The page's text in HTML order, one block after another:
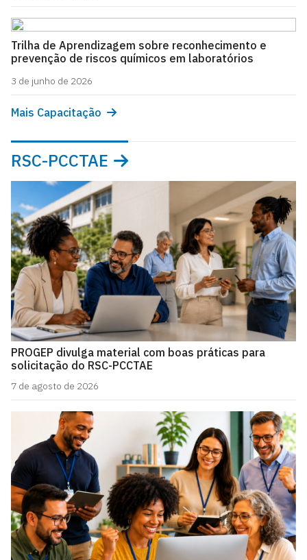
Trilha de Aprendizagem sobre reconhecimento e
prevenção de riscos químicos em laboratórios
3 de junho de 2026
Mais Capacitação
RSC-PCCTAE
PROGEP divulga material com boas práticas para
solicitação do RSC-PCCTAE
7 de agosto de 2026